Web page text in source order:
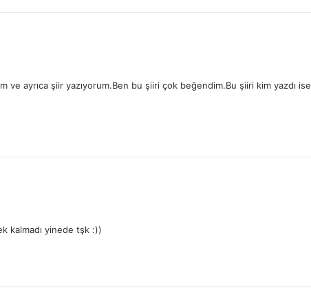
ve ayrıca şiir yazıyorum.Ben bu şiiri çok beğendim.Bu şiiri kim yazdı ise
kalmadı yinede tşk :))